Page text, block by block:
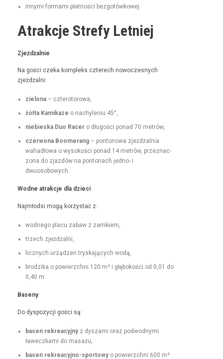
inny­mi for­ma­mi płat­noś­ci bezgotówkowej.
Atrakcje Strefy Letniej
Zjeżdżal­nie
Na goś­ci czeka kom­pleks czterech nowoczes­nych
zjeżdżalni:
zielona– czterotorowa,
żół­ta Kamikaze o nachyle­niu 45°,
niebies­ka Duo Rac­ero dłu­goś­ci pon­ad 70 metrów,
czer­wona Boomerang– pontonowa zjeżdżal­nia
wahadłowa o wysokoś­ci pon­ad 14 metrów, przez­nac­
zona do zjazdów na pon­tonach jed­no- i
dwuosobowych.
Wodne atrakc­je dla dzieci
Najmłod­si mogą korzys­tać z:
wod­nego placu zabaw z zamkiem,
trzech zjeżdżal­ni,
licznych urządzeń tryska­ją­cych wodą,
brodzi­ka o powierzch­ni 120 m² i głębokoś­ci od 0,01 do
0,40 m.
Base­ny
Do dys­pozy­cji goś­ci są:
basen rekrea­cyjnyz dysza­mi oraz pod­wod­ny­mi
ławeczka­mi do masażu,
basen rekrea­cyjno-sportowyo powierzch­ni 600 m²